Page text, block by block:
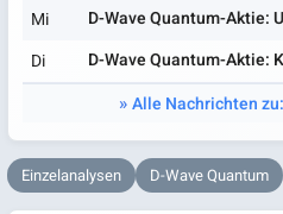
Mi
D-Wave Quantum-Aktie:
Di
D-Wave Quantum-Aktie:
Alle Nachrichten
Einzelanalysen D-Wave Quantum